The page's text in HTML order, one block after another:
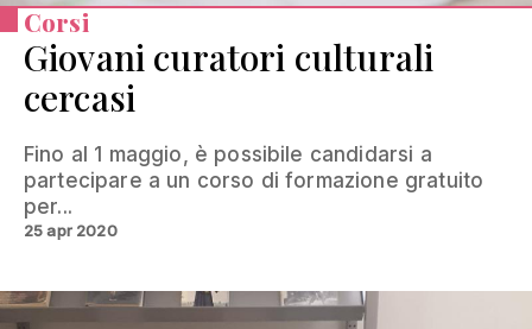
Corsi
Giovani curatori culturali
cercasi
Fino al 1 maggio, è possibile candidarsi a
partecipare a un corso di formazione gratuito
per...
25 apr 2020